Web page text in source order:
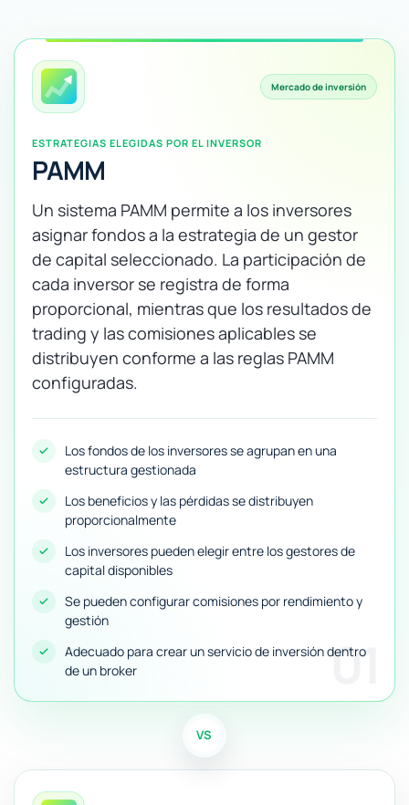
Mercado de inversión
ESTRATEGIAS ELEGIDAS POR EL INVERSOR
PAMM
Un sistema PAMM permite a los inversores
asignar fondos a la estrategia de un gestor
de capital seleccionado. La participación de
cada inversor se registra de forma
proporcional, mientras que los resultados de
trading y las comisiones aplicables se
distribuyen conforme a las reglas PAMM
configuradas.
Los fondos de los inversores se agrupan en una
estructura gestionada
Los beneficios y las pérdidas se distribuyen
proporcionalmente
Los inversores pueden elegir entre los gestores de
capital disponibles
Se pueden configurar comisiones por rendimiento y
gestión
Adecuado para crear un servicio de inversión dentro
de un broker
01
VS